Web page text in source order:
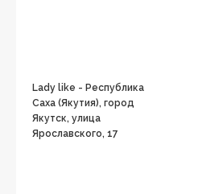
Lady like - Республика
Саха (Якутия), город
Якутск, улица
Ярославского, 17